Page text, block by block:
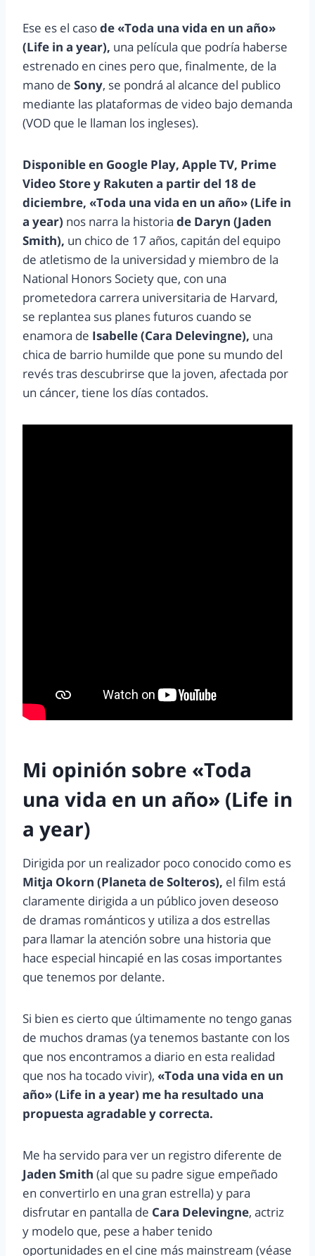
Ese es el casode «Toda una vida en un año»
(Life in a year), una película que podría haberse
estrenado en cines pero que, finalmente, de la
mano de Sony, se pondrá al alcance del publico
mediante las plataformas de video bajo demanda
(VOD que le llaman los ingleses).
Disponible en Google Play, Apple TV, Prime
Video Store y Rakuten a partir del 18 de
diciembre, «Toda una vida en un año» (Life in
a year) nos narra la historia de Daryn (Jaden
Smith), un chico de 17 años, capitán del equipo
de atletismo de la universidad y miembro de la
National Honors Society que, con una
prometedora carrera universitaria de Harvard,
se replantea sus planes futuros cuando se
enamora de Isabelle (Cara Delevingne), una
chica de barrio humilde que pone su mundo del
revés tras descubrirse que la joven, afectada por
un cáncer, tiene los días contados.
Mi opinión sobre «Toda
una vida en un año» (Life in
a year)
Dirigida por un realizador poco conocido como es
Mitja Okorn (Planeta de Solteros), el film está
claramente dirigida a un público joven deseoso
de dramas románticos y utiliza a dos estrellas
para llamar la atención sobre una historia que
hace especial hincapié en las cosas importantes
que tenemos por delante.
Si bien es cierto que últimamente no tengo ganas
de muchos dramas (ya tenemos bastante con los
que nos encontramos a diario en esta realidad
que nos ha tocado vivir), «Toda una vida en un
año» (Life in a year) me ha resultado una
propuesta agradable y correcta.
Me ha servido para ver un registro diferente de
Jaden Smith (al que su padre sigue empeñado
en convertirlo en una gran estrella) y para
disfrutar en pantalla de Cara Delevingne, actriz
y modelo que, pese a haber tenido
oportunidades en el cine más mainstream (véase